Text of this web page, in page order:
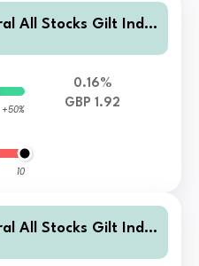
All Stocks Gilt Inde
+50%
10
0.16%
GBP 1.92
All Stocks Gilt Inde